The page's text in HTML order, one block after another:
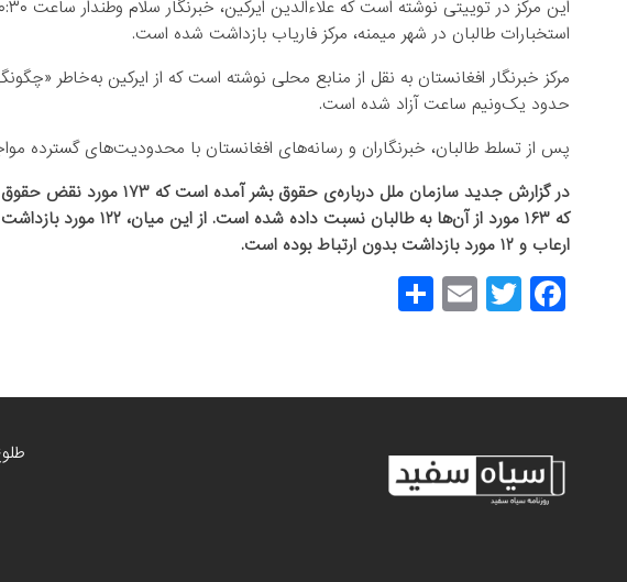
استخبارات طالبان در شهر میمنه، مرکز فاریاب بازداشت شده است.
مرکز خبرنگار افغانستان به نقل از منابع محلی نوشته است که از ایرکین به‌خاطر
حدود یک‌ونیم ساعت آزاد شده است.
پس از تسلط طالبان، خبرنگاران و رسانه‌های افغانستان با محدودیت‌های گسترده
در گزارش جدید سازمان ملل
ارعاب و ۱۲ مورد بازداشت بدون ارتباط بوده است.
F
a
e
o
o
T
wi
er
E
m
e